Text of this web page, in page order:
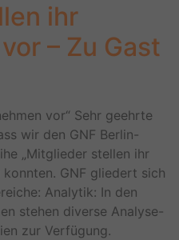
ihr
– Zu Gast
vor“ Sehr geehrte
wir den GNF Berlin-
„Mitglieder stellen ihr
GNF gliedert sich
Analytik: In den
stehen diverse Analyse-
zur Verfügung.